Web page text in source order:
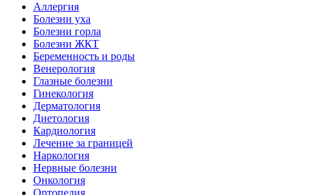
Аллергия
Болезни уха
Болезни горла
Болезни ЖКТ
Беременность и роды
Венерология
Глазные болезни
Гинекология
Дерматология
Диетология
Кардиология
Лечение за границей
Наркология
Нервные болезни
Онкология
Ортопедия